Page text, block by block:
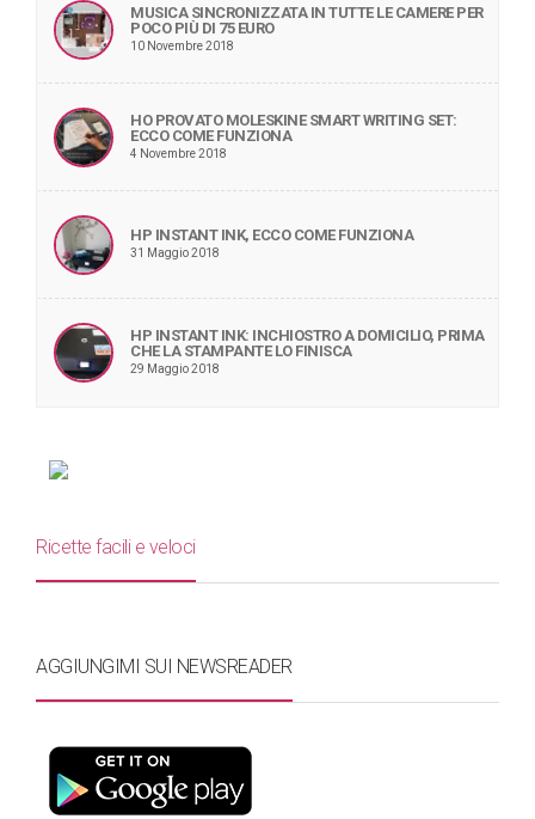
MUSICA SINCRONIZZATA IN TUTTE LE CAMERE PER
POCO PIÙ DI 75 EURO
10 Novembre 2018
HO PROVATO MOLESKINE SMART WRITING SET:
ECCO COME FUNZIONA
4 Novembre 2018
HP INSTANT INK, ECCO COME FUNZIONA
31 Maggio 2018
HP INSTANT INK: INCHIOSTRO A DOMICILIO, PRIMA
CHE LA STAMPANTE LO FINISCA
29 Maggio 2018
Ricette facili e veloci
AGGIUNGIMI SUI NEWSREADER